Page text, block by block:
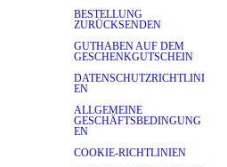
BESTELLUNG
ZURÜCKSENDEN
GUTHABEN AUF DEM
GESCHENKGUTSCHEIN
DATENSCHUTZRICHTLINI
EN
ALLGEMEINE
GESCHÄFTSBEDINGUNG
EN
COOKIE-RICHTLINIEN